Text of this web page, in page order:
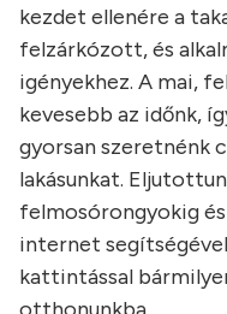
kezdet ellenére a
felzárkózott, és
igényekhez. A mai,
kevesebb az időnk,
gyorsan szeretnénk
lakásunkat.
felmosórongyokig
internet
kattintással